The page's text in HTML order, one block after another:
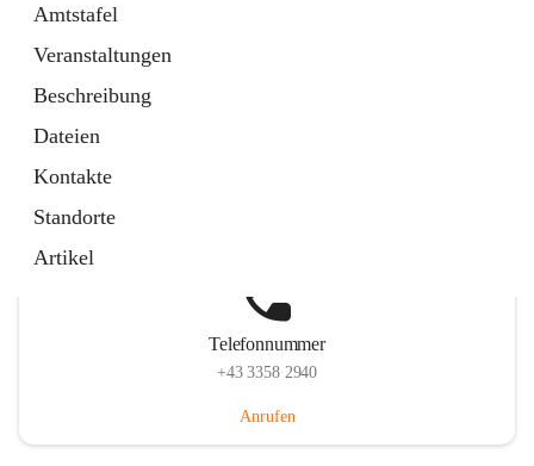
Amtstafel
Veranstaltungen
Beschreibung
Dateien
Kontakte
Standorte
Artikel
Telefonnummer
+43 3358 2940
Anrufen